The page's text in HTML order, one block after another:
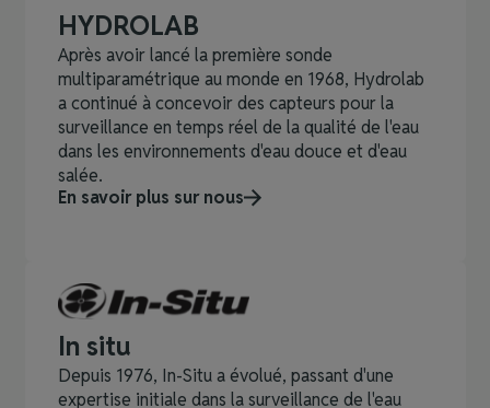
HYDROLAB
Après avoir lancé la première sonde
multiparamétrique au monde en 1968, Hydrolab
a continué à concevoir des capteurs pour la
surveillance en temps réel de la qualité de l'eau
dans les environnements d'eau douce et d'eau
salée.
En savoir plus sur nous
In situ
Depuis 1976, In-Situ a évolué, passant d'une
expertise initiale dans la surveillance de l'eau